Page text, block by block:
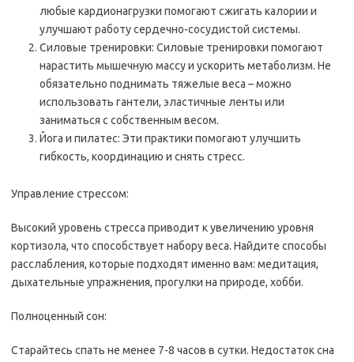
любые кардионагрузки помогают сжигать калории и
улучшают работу сердечно-сосудистой системы.
Силовые тренировки: Силовые тренировки помогают
нарастить мышечную массу и ускорить метаболизм. Не
обязательно поднимать тяжелые веса – можно
использовать гантели, эластичные ленты или
заниматься с собственным весом.
Йога и пилатес: Эти практики помогают улучшить
гибкость, координацию и снять стресс.
Управление стрессом:
Высокий уровень стресса приводит к увеличению уровня
кортизола, что способствует набору веса. Найдите способы
расслабления, которые подходят именно вам: медитация,
дыхательные упражнения, прогулки на природе, хобби.
Полноценный сон:
Старайтесь спать не менее 7-8 часов в сутки. Недостаток сна